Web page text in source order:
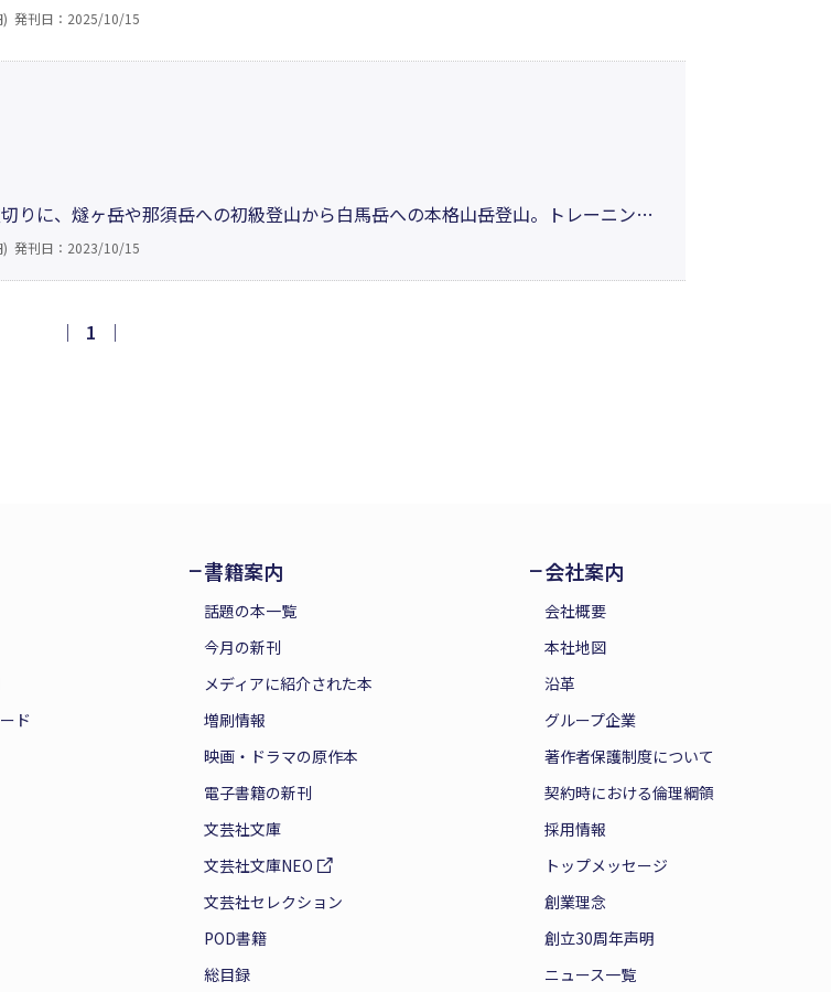
さ、恐怖を味わいながらも、挑戦を止めない登山者の気持ちが感じられ、難易度
発刊日：2025/10/15
りに、燧ヶ岳や那須岳への初級登山から白馬岳への本格山岳登山。トレーニング
。雪渓を越えて山頂を目指した残雪期の常念岳。3000メートル以上の山々を見下
た剱岳や槍ヶ岳。山に魅せられていく過程がよくわかる「遅れてやってきた山
発刊日：2023/10/15
｜ 1 ｜
ド
書籍案内
話題の本一覧
今月の新刊
メディアに紹介された本
増刷情報
映画・ドラマの原作本
電子書籍の新刊
文芸社文庫
文芸社文庫NEO
文芸社セレクション
POD書籍
総目録
会社案内
会社概要
本社地図
沿革
グループ企業
著作者保護制度について
契約時における倫理綱領
採用情報
トップメッセージ
創業理念
創立30周年声明
ニュース一覧